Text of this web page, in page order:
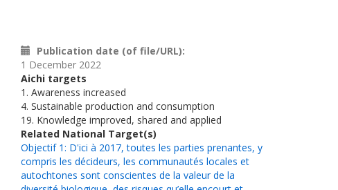
Publication date (of file/URL)
1 December 2022
Aichi targets
1. Awareness increased
4. Sustainable production and consumption
19. Knowledge improved, shared and applied
Related National Target(s)
Objectif 1: D'ici à 2017, toutes les parties prenantes, y
compris les décideurs, les communautés locales et
autochtones sont conscientes de la valeur de la